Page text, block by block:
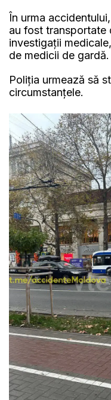
În urma
au fost transportate
investigații
de medicii de gardă.
Poliția urmează să
circumstanțele.